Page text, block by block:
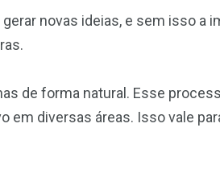
novas ideias, e sem isso a
de forma natural. Esse
em diversas áreas. Isso vale